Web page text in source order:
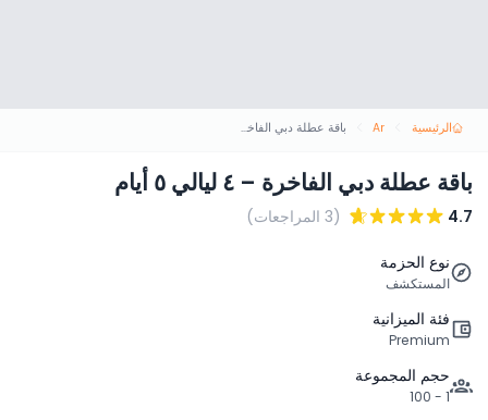
الرئيسية Ar باقة عطلة دبي الفاخرة – ٤ ليالي ٥ أيام
باقة عطلة دبي الفاخرة – ٤ ليالي ٥ أيام
4.7 (3 المراجعات)
نوع الحزمة
المستكشف
فئة الميزانية
Premium
حجم المجموعة
1 - 100